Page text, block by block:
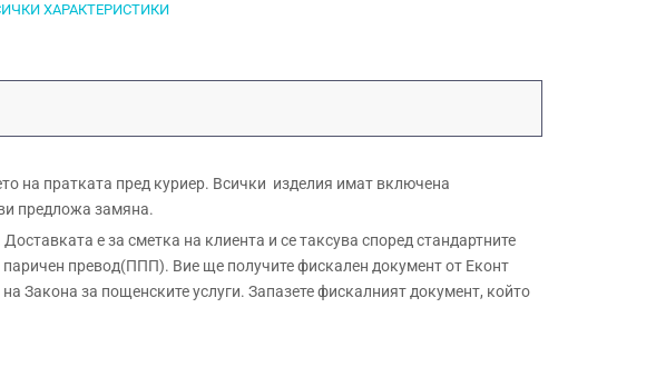
ХАРАКТЕРИСТИКИ
на пратката пред куриер. Всички изделия имат включена
предложа замяна.
е за сметка на клиента и се таксува според стандартните
превод(ППП). Вие ще получите фискален документ от Еконт
Закона за пощенските услуги. Запазете фискалният документ, който